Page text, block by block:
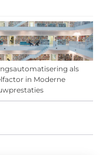
als
in Moderne